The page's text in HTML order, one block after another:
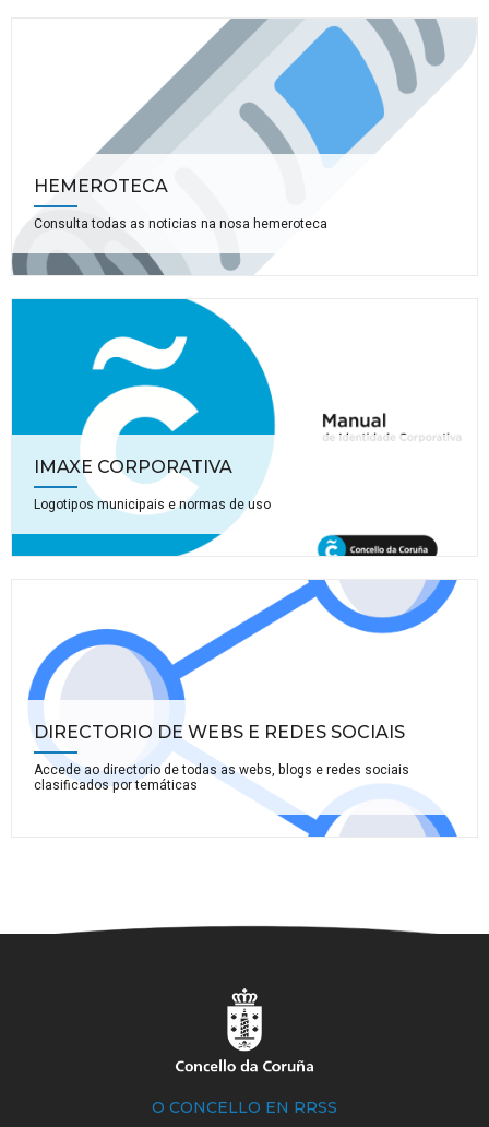
HEMEROTECA
Consulta todas as noticias na nosa hemeroteca
IMAXE CORPORATIVA
Logotipos municipais e normas de uso
DIRECTORIO DE WEBS E REDES SOCIAIS
Accede ao directorio de todas as webs, blogs e redes sociais
clasificados por temáticas
O CONCELLO EN RRSS